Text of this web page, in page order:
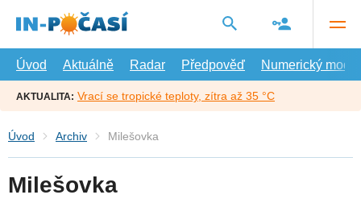
hlavní
Úvod
Aktuálně Radar Předpověď Numerický model
AKTUALITA: Vrací se tropické teploty, zítra až 35 °C
Úvod Archiv Milešovka
Milešovka